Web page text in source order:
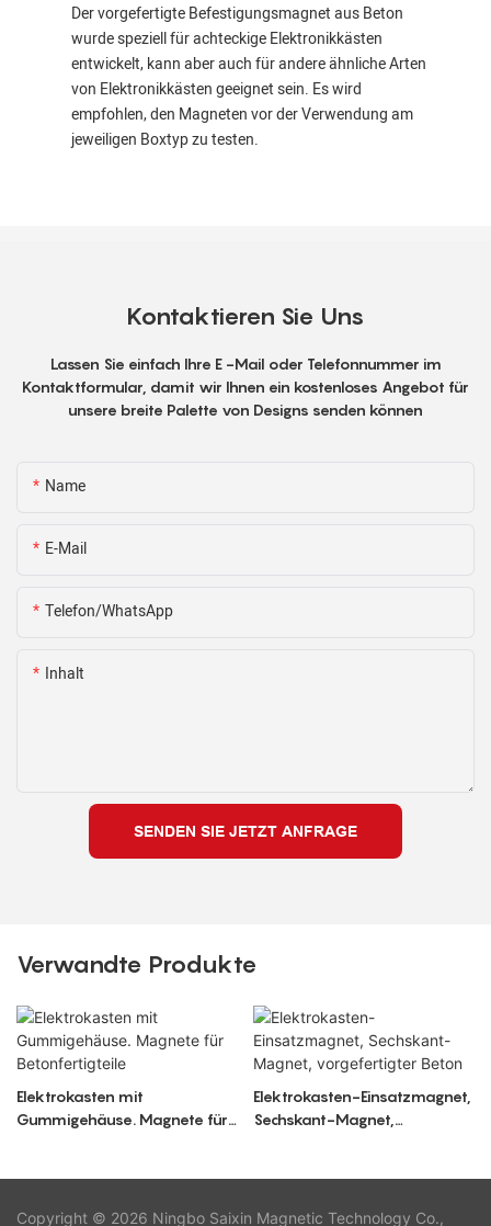
Der vorgefertigte Befestigungsmagnet aus Beton
wurde speziell für achteckige Elektronikkästen
entwickelt, kann aber auch für andere ähnliche Arten
von Elektronikkästen geeignet sein. Es wird
empfohlen, den Magneten vor der Verwendung am
jeweiligen Boxtyp zu testen.
Kontaktieren Sie Uns
Lassen Sie einfach Ihre E -Mail oder Telefonnummer im
Kontaktformular, damit wir Ihnen ein kostenloses Angebot für
unsere breite Palette von Designs senden können
Name
E-Mail
Telefon/WhatsApp
Inhalt
SENDEN SIE JETZT ANFRAGE
Verwandte Produkte
Elektrokasten mit
Gummigehäuse. Magnete für
Elektrokasten-Einsatzmagnet,
Sechskant-Magnet,
Copyright © 2026 Ningbo Saixin Magnetic Technology Co.,